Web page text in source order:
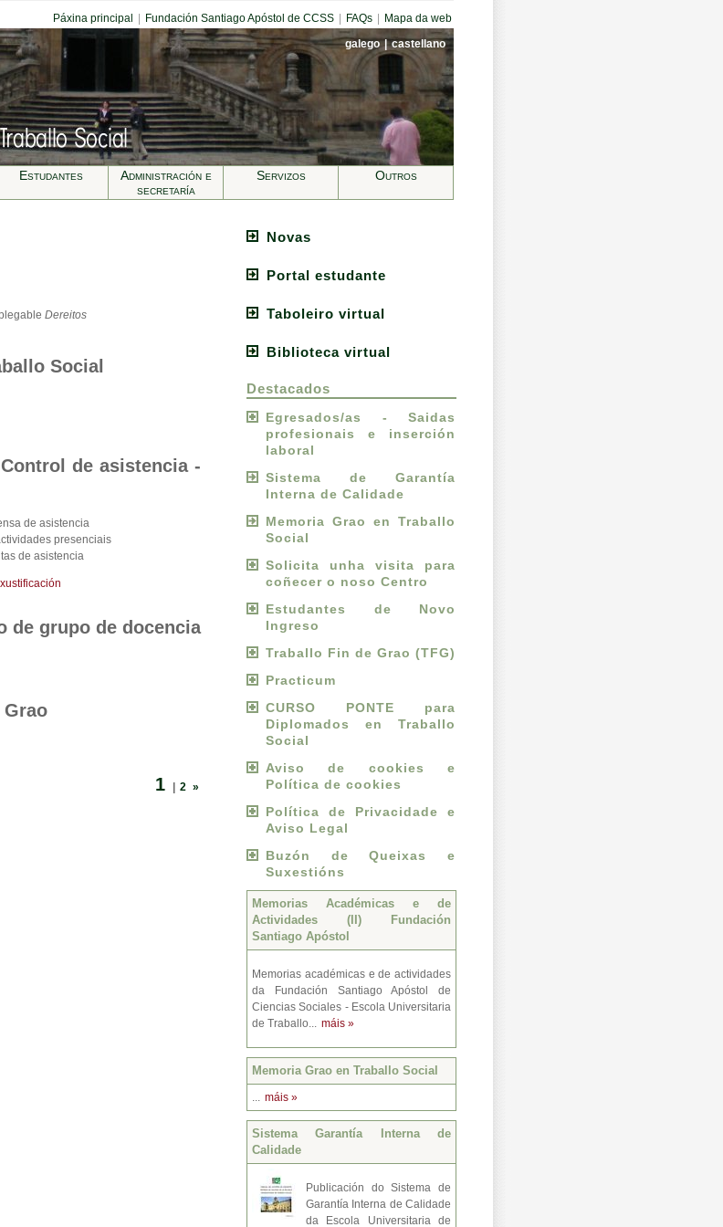
Páxina principal Fundación Santiago Apóstol de CCSS FAQs
Mapa da web
galego|castellano
Estudantes
Administración e
secretarí­a
Servizos Outros
Dereitos
Social
de asistencia -
de asistencia
presenciais
de asistencia
de grupo de docencia
1 2 »
Novas
Portal estudante
Taboleiro virtual
Biblioteca virtual
Destacados
Egresados/as - Saidas
profesionais e inserción
laboral
Sistema de Garantía
Interna de Calidade
Memoria Grao en Traballo
Social
Solicita unha visita para
coñecer o noso Centro
Estudantes de Novo
Ingreso
Traballo Fin de Grao (TFG)
Practicum
CURSO PONTE para
Diplomados en Traballo
Social
Aviso de cookies e
Política de cookies
Política de Privacidade e
Aviso Legal
Buzón de Queixas e
Suxestións
Memorias Académicas e de
Actividades (II) Fundación
Santiago Apóstol
Memorias académicas e de actividades
da Fundación Santiago Apóstol de
Ciencias Sociales - Escola Universitaria
de Traballo... máis »
Memoria Grao en Traballo Social
... máis »
Sistema Garantía Interna de
Calidade
Publicación do Sistema de
Garantía Interna de Calidade
da Escola Universitaria de